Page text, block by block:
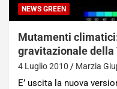
NEWS GREEN
Mutamenti
gravitazionale della
4 Luglio 2010 Marzia
E’ uscita la nuova